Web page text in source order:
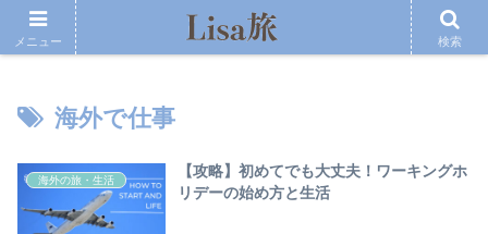
海外で仕事
海外の旅・生活
【攻略】初めてでも大丈夫！ワーキングホ
リデーの始め方と生活
メニュー 検索